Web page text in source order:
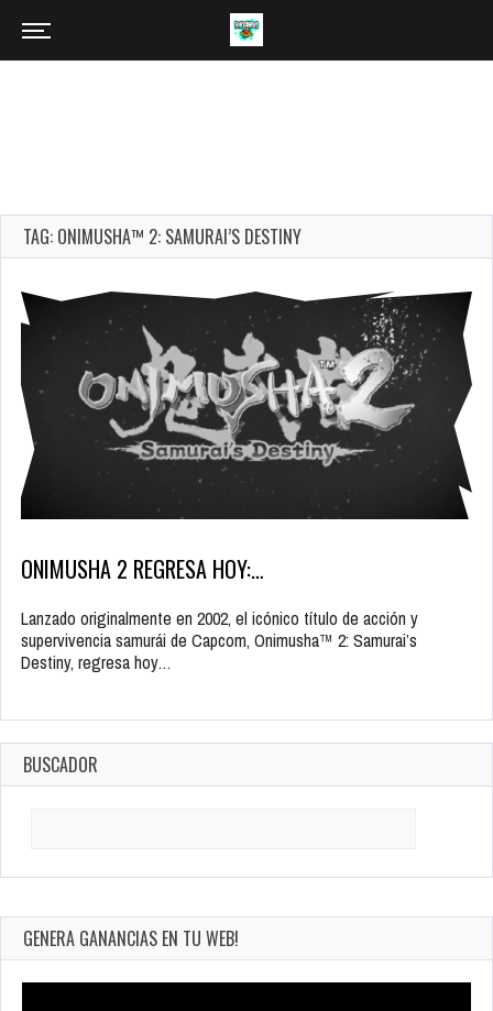
TAG: ONIMUSHA™ 2: SAMURAI’S DESTINY
ONIMUSHA 2 REGRESA HOY:…
Lanzado originalmente en 2002, el icónico título de acción y
supervivencia samurái de Capcom, Onimusha™ 2: Samurai’s
Destiny, regresa hoy…
BUSCADOR
GENERA GANANCIAS EN TU WEB!